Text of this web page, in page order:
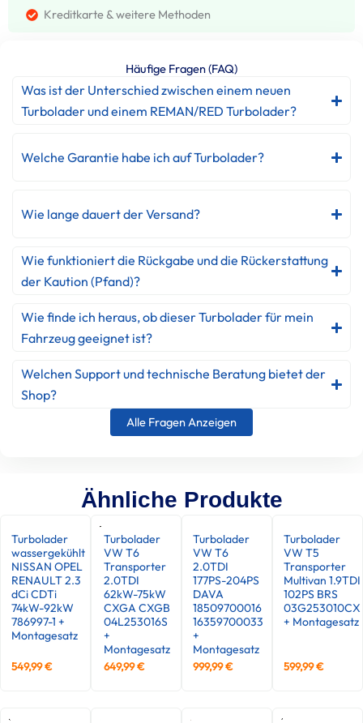
Kreditkarte & weitere Methoden
Häufige Fragen (FAQ)
Was ist der Unterschied zwischen einem neuen
Turbolader und einem REMAN/RED Turbolader?
Welche Garantie habe ich auf Turbolader?
Wie lange dauert der Versand?
Wie funktioniert die Rückgabe und die Rückerstattung
der Kaution (Pfand)?
Wie finde ich heraus, ob dieser Turbolader für mein
Fahrzeug geeignet ist?
Welchen Support und technische Beratung bietet der
Shop?
Alle Fragen Anzeigen
Ähnliche Produkte
Turbolader
wassergekühlt
NISSAN OPEL
RENAULT 2.3
dCi CDTi
74kW-92kW
786997-1 +
Montagesatz
549,99€
Turbolader
VW T6
Transporter
2.0TDI
62kW-75kW
CXGA CXGB
04L253016S
+
Montagesatz
649,99€
Turbolader
VW T6
2.0TDI
177PS-204PS
DAVA
18509700016
16359700033
+
Montagesatz
999,99€
Turbolader
VW T5
Transporter
Multivan 1.9TDI
102PS BRS
03G253010CX
+ Montagesatz
599,99€